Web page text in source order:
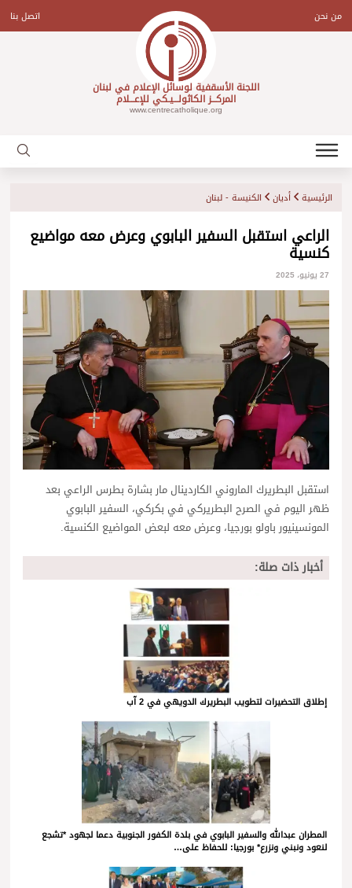
contentمن نحن اتصل بنا
اللجنة الأسقفية لوسائل الإعلام في لبنان
المركـــز الكاثولـــيـكي للإعـــلام
www.centrecatholique.org
الرئيسية أديان الكنيسة - لبنان
الراعي استقبل السفير البابوي وعرض معه مواضيع
كنسية
27 يونيو، 2025
استقبل البطريرك الماروني الكاردينال مار بشارة بطرس الراعي بعد
ظهر اليوم في الصرح البطريركي في بكركي، السفير البابوي
المونسينيور باولو بورجيا، وعرض معه لبعض المواضيع الكنسية.
أخبار ذات صلة:
إطلاق التحضيرات لتطويب البطريرك الدويهي في 2 آب
المطران عبدالله والسفير البابوي في بلدة الكفور الجنوبية دعما لجهود *تشجع
لنعود ونبني ونزرع* بورجيا: للحفاظ على…